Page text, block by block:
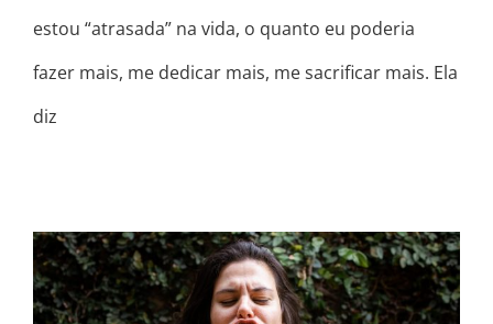
estou “atrasada” na vida, o quanto eu poderia
fazer mais, me dedicar mais, me sacrificar mais. Ela
diz